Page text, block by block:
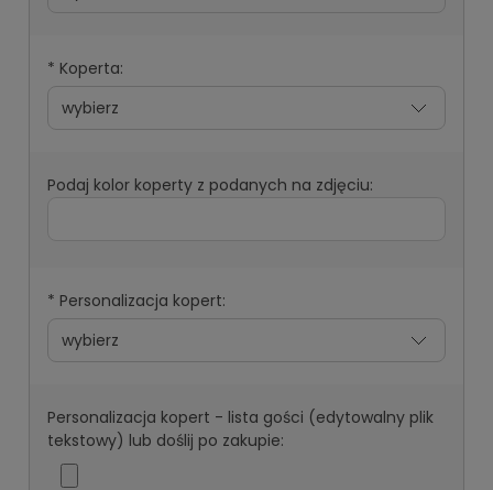
* Koperta:
Podaj kolor koperty z podanych na zdjęciu:
* Personalizacja kopert:
Personalizacja kopert - lista gości (edytowalny plik
tekstowy) lub doślij po zakupie: